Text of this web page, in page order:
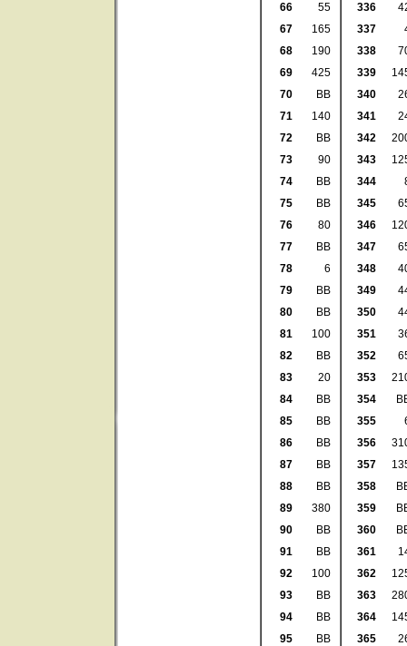
66
55
67
165
68
190
69
425
70
BB
71
140
72
BB
73
90
74
BB
75
BB
76
80
77
BB
78
6
79
BB
80
BB
81
100
82
BB
83
20
84
BB
85
BB
86
BB
87
BB
88
BB
89
380
90
BB
91
BB
92
100
93
BB
94
BB
95
BB
336
337
338
339
340
341
342
343
344
345
346
347
348
349
350
351
352
353
354
355
356
357
358
359
360
361
362
363
364
365